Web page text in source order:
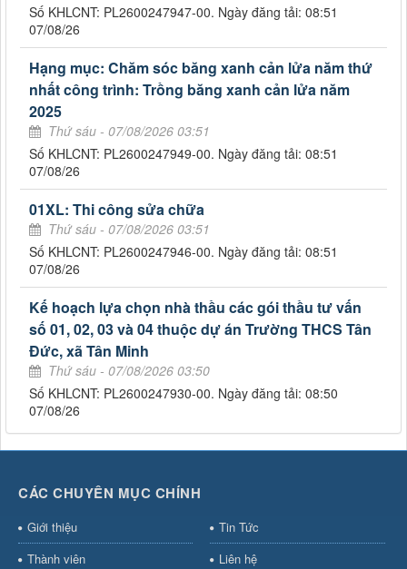
Số KHLCNT: PL2600247947-00. Ngày đăng tải: 08:51
07/08/26
Hạng mục: Chăm sóc băng xanh cản lửa năm thứ
nhất công trình: Trồng băng xanh cản lửa năm
2025
Thứ sáu - 07/08/2026 03:51
Số KHLCNT: PL2600247949-00. Ngày đăng tải: 08:51
07/08/26
01XL: Thi công sửa chữa
Thứ sáu - 07/08/2026 03:51
Số KHLCNT: PL2600247946-00. Ngày đăng tải: 08:51
07/08/26
Kế hoạch lựa chọn nhà thầu các gói thầu tư vấn
số 01, 02, 03 và 04 thuộc dự án Trường THCS Tân
Đức, xã Tân Minh
Thứ sáu - 07/08/2026 03:50
Số KHLCNT: PL2600247930-00. Ngày đăng tải: 08:50
07/08/26
CÁC CHUYÊN MỤC CHÍNH
Giới thiệu
Tin Tức
Thành viên
Liên hệ